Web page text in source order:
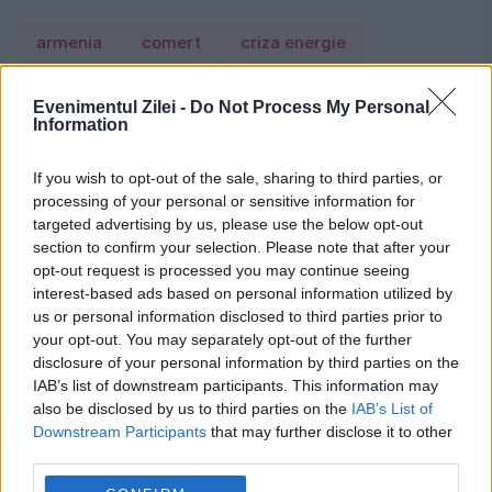
Evenimentul Zilei - Do Not Process My Personal
Information
If you wish to opt-out of the sale, sharing to third parties, or
processing of your personal or sensitive information for
targeted advertising by us, please use the below opt-out
section to confirm your selection. Please note that after your
opt-out request is processed you may continue seeing
interest-based ads based on personal information utilized by
us or personal information disclosed to third parties prior to
your opt-out. You may separately opt-out of the further
disclosure of your personal information by third parties on the
IAB’s list of downstream participants. This information may
also be disclosed by us to third parties on the IAB’s List of
Downstream Participants that may further disclose it to other
armenia comert criza energie
transport
Vladimir Putin